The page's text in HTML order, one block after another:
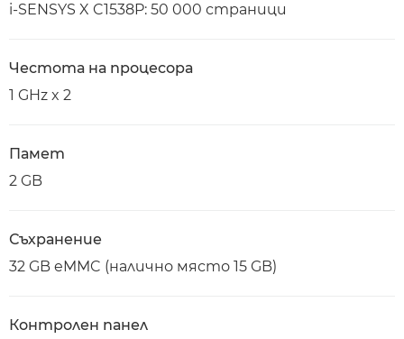
i-SENSYS X C1538P: 50 000 страници
Честота на процесора
1 GHz x 2
Памет
2 GB
Съхранение
32 GB eMMC (налично място 15 GB)
Контролен панел